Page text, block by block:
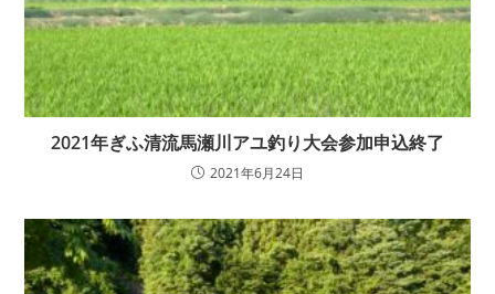
2021年ぎふ清流馬瀬川アユ釣り大会参加申込終了
2021年6月24日